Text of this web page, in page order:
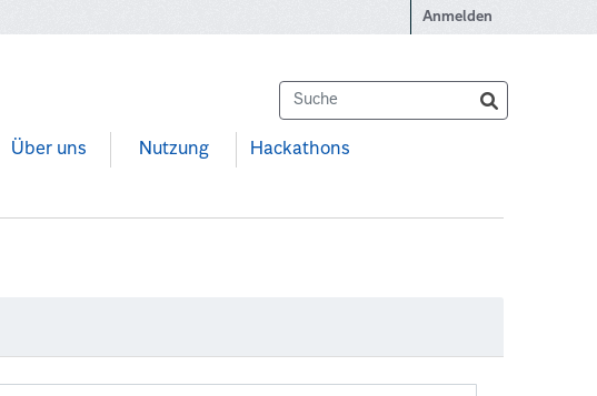
Anmelden
Über uns Nutzung Hackathons